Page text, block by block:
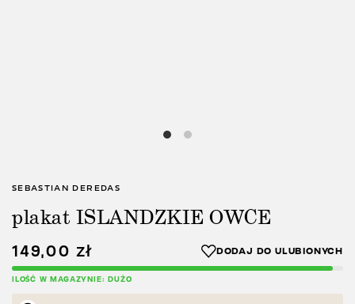
SEBASTIAN DEREDAS
plakat ISLANDZKIE OWCE
149,00 zł
ILOŚĆ W MAGAZYNIE: DUŻO